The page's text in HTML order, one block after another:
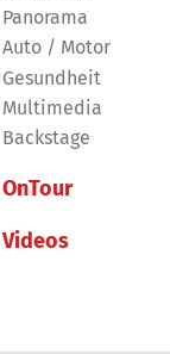
Panorama
Auto / Motor
Gesundheit
Multimedia
Backstage
OnTour
Videos